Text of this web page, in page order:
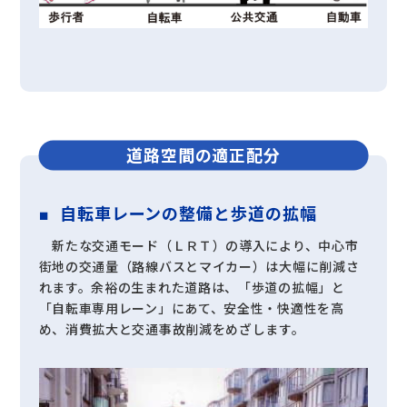
道路空間の適正配分
自転車レーンの整備と歩道の拡幅
新たな交通モード（ＬＲＴ）の導入により、中心市
街地の交通量（路線バスとマイカー）は大幅に削減さ
れます。余裕の生まれた道路は、「歩道の拡幅」と
「自転車専用レーン」にあて、安全性・快適性を高
め、消費拡大と交通事故削減をめざします。